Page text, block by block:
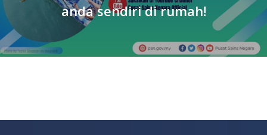
anda sendiri di rumah!